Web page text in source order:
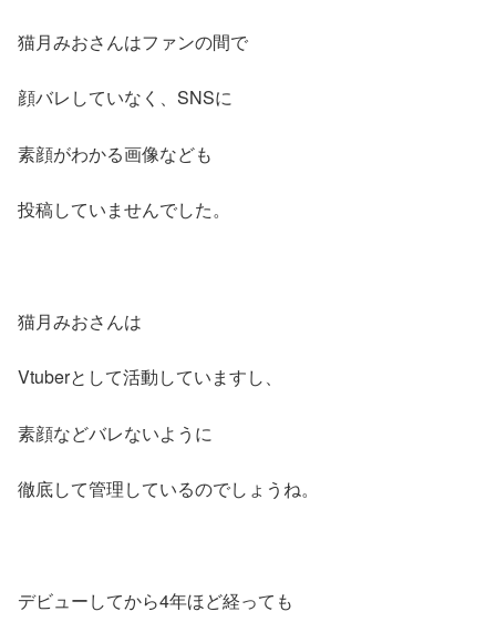
猫月みおさんはファンの間で
顔バレしていなく、SNSに
素顔がわかる画像なども
投稿していませんでした。
猫月みおさんは
Vtuberとして活動していますし、
素顔などバレないように
徹底して管理しているのでしょうね。
デビューしてから4年ほど経っても